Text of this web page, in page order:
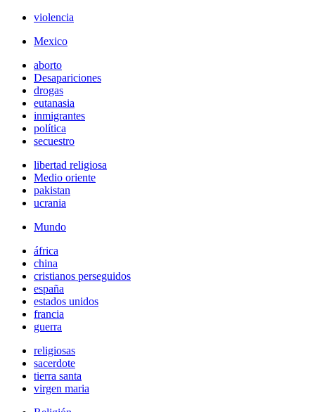
violencia
Mexico
aborto
Desapariciones
drogas
eutanasia
inmigrantes
política
secuestro
libertad religiosa
Medio oriente
pakistan
ucrania
Mundo
áfrica
china
cristianos perseguidos
españa
estados unidos
francia
guerra
religiosas
sacerdote
tierra santa
virgen maria